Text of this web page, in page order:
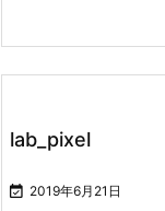
lab_pixel
 2019年6月21日